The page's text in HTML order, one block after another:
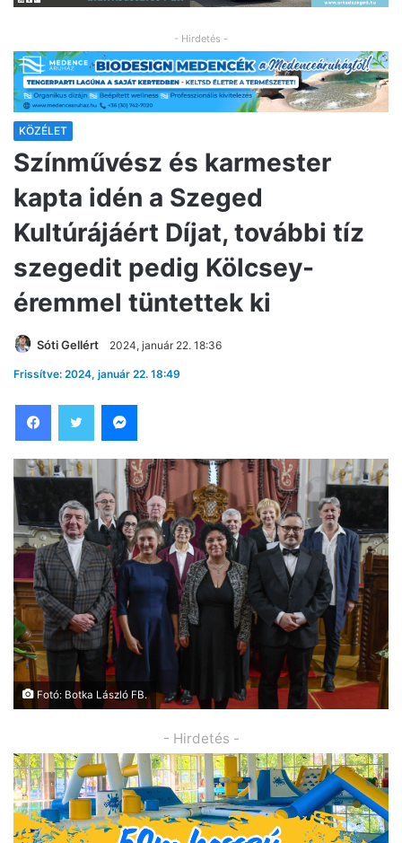
- Hirdetés -
KÖZÉLET
Színművész és karmester
kapta idén a Szeged
Kultúrájáért Díjat, további tíz
szegedit pedig Kölcsey-
éremmel tüntettek ki
Sóti Gellért 2024, január 22. 18:36
Frissítve: 2024, január 22. 18:49
Fotó: Botka László FB.
- Hirdetés -